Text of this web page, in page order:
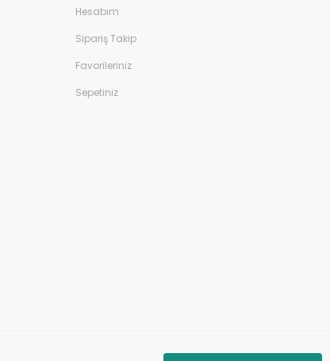
Hesabım
Sipariş Takip
Favorileriniz
Sepetiniz